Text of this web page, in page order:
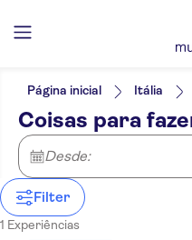
Filtros
NO-PICKUP
Opções de ingressos
Voucher eletrônico
Wheelchair access
Cancelamento
Confirmação
Atividades
Teleférico
Ao ar livre
Idomas
Página inicial Itália
Coisas para
Desde:
Filter
1 Experiências